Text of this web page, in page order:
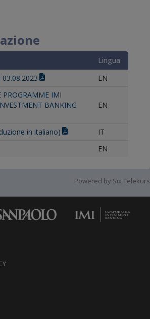
Lingua
EN
PROGRAMME IMI
BANKING
EN
in italiano)
IT
EN
Powered by Six Telekurs